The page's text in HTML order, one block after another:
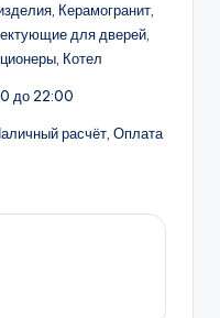
Керамогранит,
для дверей,
Котел
до 22:00
расчёт, Оплата